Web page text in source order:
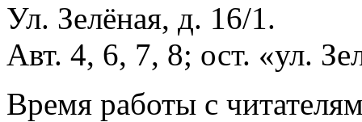
Ул. Зелёная, д. 16/1.
Авт. 4, 6, 7, 8; ост. «ул.
Время работы с